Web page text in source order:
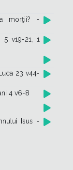
morţii? -
v19-21; 1
23 v44-
4 v6-8
Isus -